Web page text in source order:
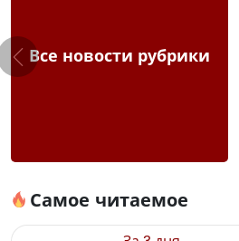
Все новости рубрики
Самое читаемое